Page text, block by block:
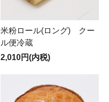
米粉ロール(ロング) クー
ル便冷蔵
2,010円(内税)